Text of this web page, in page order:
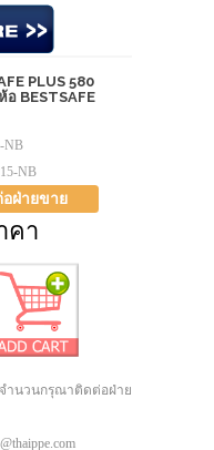
PLUS 580
อ BESTSAFE
NB
NB
ฝ่ายขาย
คา
ำนวนกรุณาติดต่อฝ่าย